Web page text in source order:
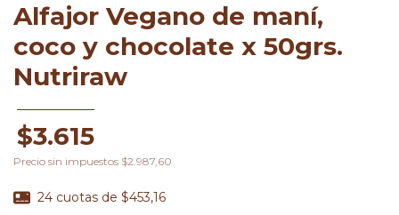
Alfajor Vegano de maní,
coco y chocolate x 50grs.
Nutriraw
$3.615
Precio sin impuestos $2.987,60
24 cuotas de $453,16